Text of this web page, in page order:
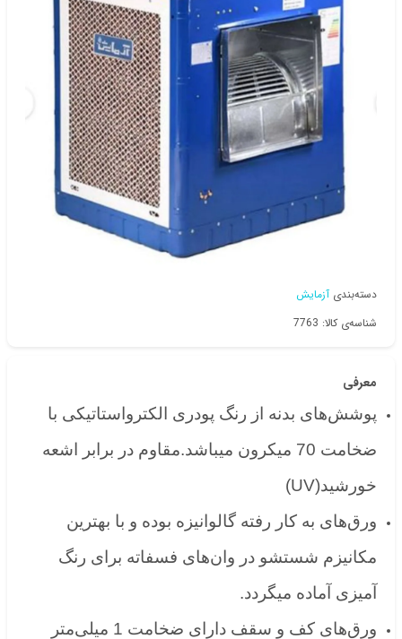
دسته‌بندی آزمایش
شناسه‌ی کالا: 7763
معرفی
پوشش‌های بدنه از رنگ پودری الکترواستاتیکی با
ضخامت 70 میکرون میباشد.مقاوم در برابر اشعه
خورشید(UV)
ورق‌های به کار رفته گالوانیزه بوده و با بهترین
مکانیزم شستشو در وان‌های فسفاته برای رنگ
آمیزی آماده میگردد.
ورق‌های کف و سقف دارای ضخامت 1 میلی‌متر